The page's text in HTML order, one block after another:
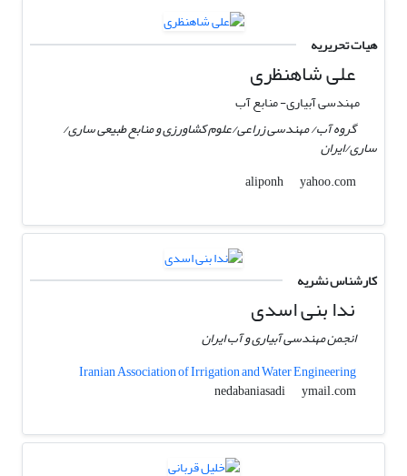
هیات تحریریه
علی شاهنظری
مهندسی آبیاری- منابع آب
گروه آب/ مهندسی زراعی/علوم کشاورزی و منابع طبیعی ساری/
ساری/ایران
aliponh
yahoo.com
کارشناس نشریه
ندا بنی اسدی
انجمن مهندسی آبیاری و آب ایران
Iranian Association of Irrigation and Water Engineering
nedabaniasadi
ymail.com